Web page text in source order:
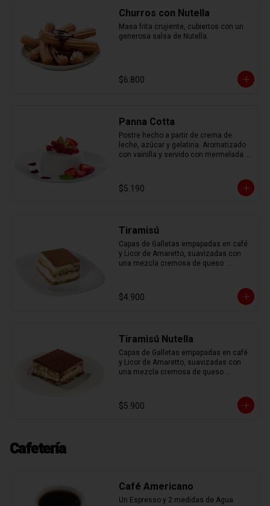
Churros con Nutella
Masa frita crujiente, cubiertos con un
generosa salsa de Nutella.
$6.800
Panna Cotta
Postre hecho a partir de crema de
leche, azúcar y gelatina. Aromatizado
con vainilla y servido con mermelada
$5.190
Tiramisú
Capas de Galletas empapadas en café
y Licor de Amaretto, suavizadas con
una mezcla cremosa de queso
$4.900
Tiramisú Nutella
Capas de Galletas empapadas en café
y Licor de Amaretto, suavizadas con
una mezcla cremosa de queso
$5.900
Cafetería
Café Americano
Un Espresso y 2 medidas de Agua